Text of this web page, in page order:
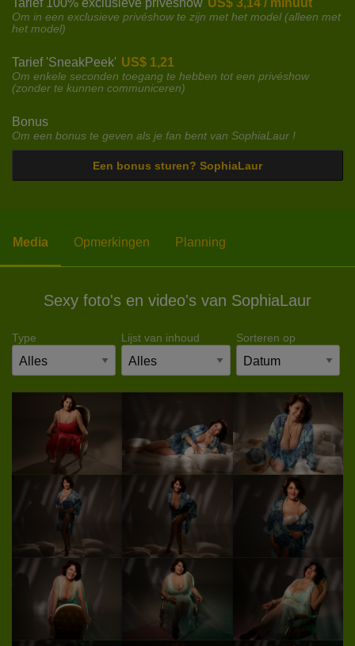
Tarief 100% exclusieve privéshow US$ 3,14 / minuut
Om in een exclusieve privéshow te zijn met het model (alleen met
het model)
Tarief 'SneakPeek' US$ 1,21
Om enkele seconden toegang te hebben tot een privéshow
(zonder te kunnen communiceren)
Bonus
Om een bonus te geven als je fan bent van SophiaLaur !
Een bonus sturen? SophiaLaur
Media Opmerkingen Planning
Sexy foto's en video's van SophiaLaur
Type Lijst van inhoud Sorteren op